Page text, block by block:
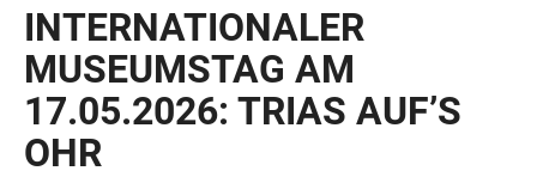
INTERNATIONALER
MUSEUMSTAG AM
17.05.2026: TRIAS AUF’S
OHR